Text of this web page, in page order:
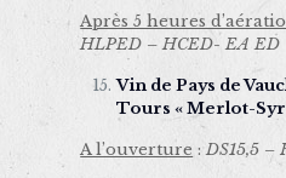
Après 5 heures
HLPED – HCED- EA ED
Vin de Pays de
Tours « Merlot-
A l’ouverture :DS15,5 –